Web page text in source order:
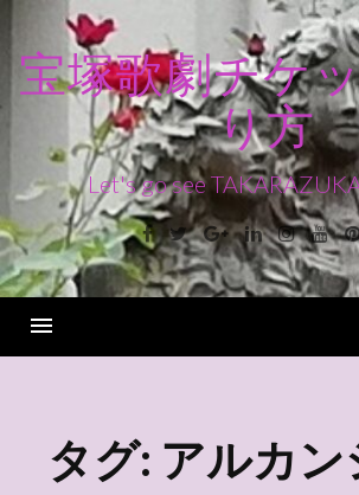
ン
ス
キ
ッ
宝塚歌劇チケ
り方
Let's go see
Facebook
TwitterGoogle+Linkedin
タグ: アルカ